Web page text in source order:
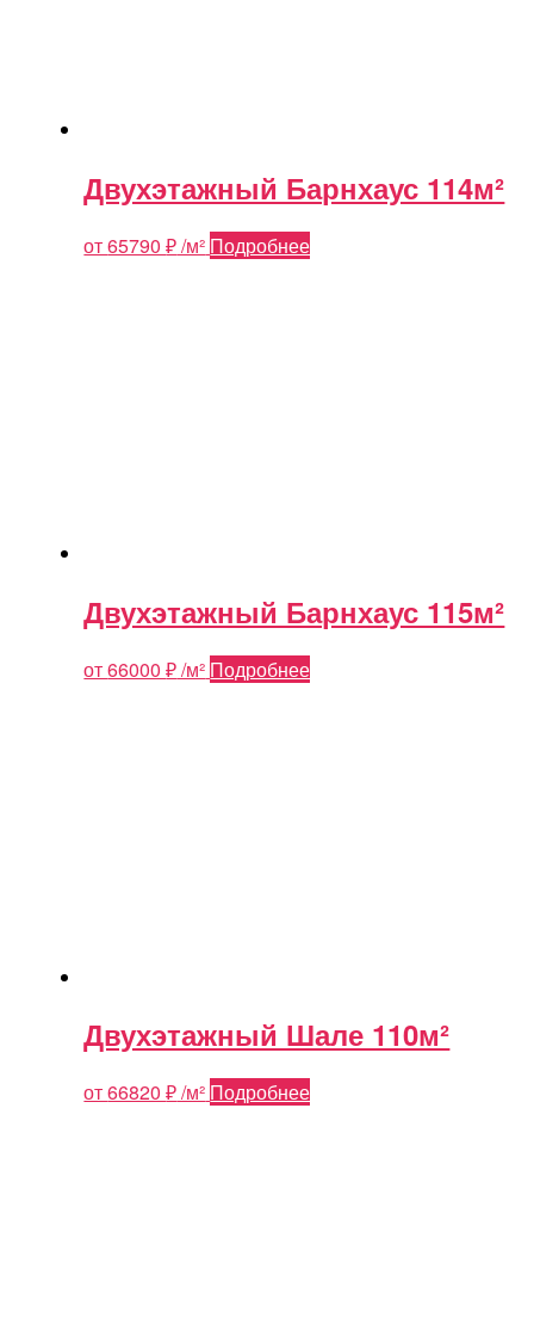
Двухэтажный Барнхаус 114м²
от65790₽/м² Подробнее
Двухэтажный Барнхаус 115м²
от66000₽/м² Подробнее
Двухэтажный Шале 110м²
от66820₽/м² Подробнее